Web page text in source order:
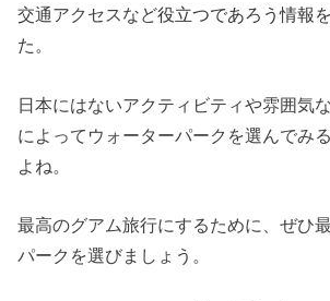
交通アクセスなど役立つであろう情報
た 。
日本にはないアクティビティや雰囲気
によってウォーターパークを選んでみ
よね。
最高のグアム旅行にするために、ぜひ
パークを選びましょう。